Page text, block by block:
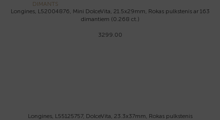
DIMANTS
Longines, L52004876, Mini DolceVita, 21.5x29mm, Rokas pulkstenis ar 163
dimantiem (0.268 ct.)
3299.00
Longines, L55125757, DolceVita, 23.3x37mm, Rokas pulkstenis